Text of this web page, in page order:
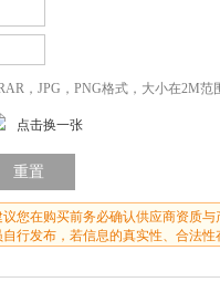
，JPG，PNG格式，大小在2M范
点击换一张
您在购买前务必确认供应商资质与
行发布，若信息的真实性、合法性